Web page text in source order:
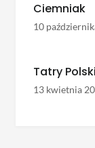
Ciemniak
10
Tatry
13 kwietnia